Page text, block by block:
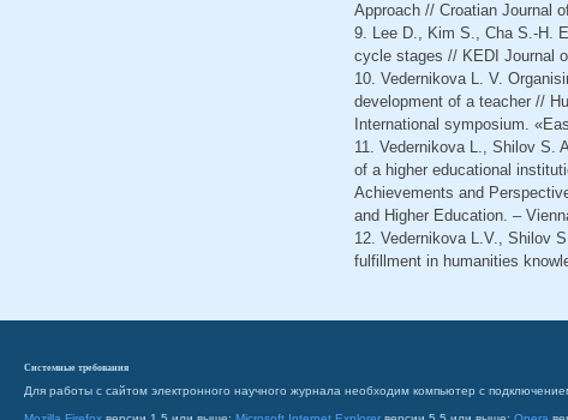
Approach // Croatian Journal
9. Lee D., Kim S., Cha S.-H.
cycle stages // KEDI Journal
10. Vedernikova L. V.
development of a teacher //
International symposium.
11. Vedernikova L., Shilov S.
of a higher educational
Achievements and
and Higher Education. –
12. Vedernikova L.V., Shilov
fulfillment in humanities
Системные требования
Для работы с сайтом электронного научного журнала необходим компьютер с